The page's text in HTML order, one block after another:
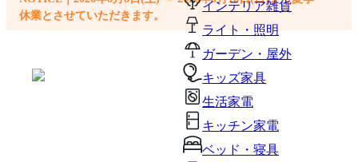
インテリア雑貨
ライト・照明
ガーデン・屋外
キッズ家具
生活家電
キッチン家電
ベッド・寝具
休業とさせていただきます。